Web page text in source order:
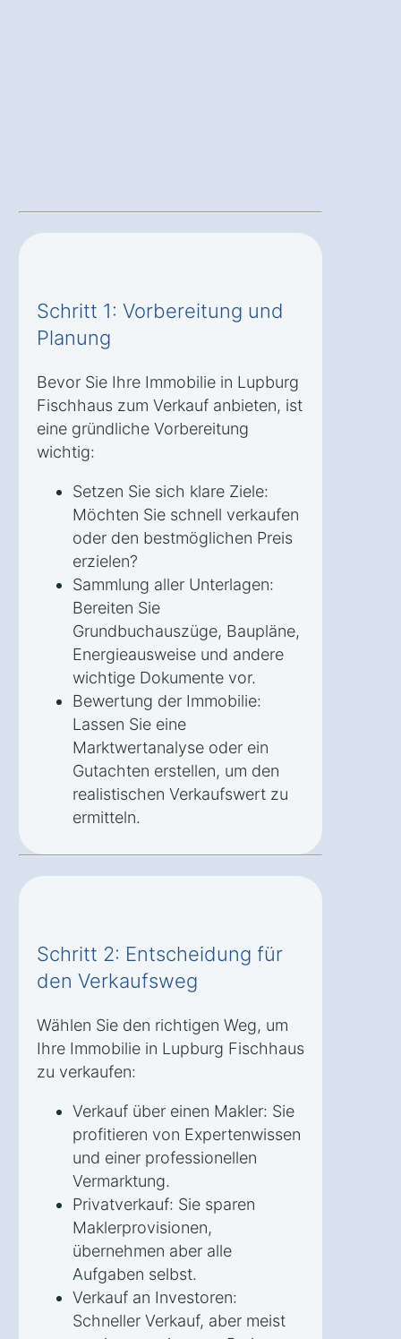
Schritt 1: Vorbereitung und
Planung
Bevor Sie Ihre Immobilie in Lupburg
Fischhaus zum Verkauf anbieten, ist
eine gründliche Vorbereitung
wichtig:
Setzen Sie sich klare Ziele:
Möchten Sie schnell verkaufen
oder den bestmöglichen Preis
erzielen?
Sammlung aller Unterlagen:
Bereiten Sie
Grundbuchauszüge, Baupläne,
Energieausweise und andere
wichtige Dokumente vor.
Bewertung der Immobilie:
Lassen Sie eine
Marktwertanalyse oder ein
Gutachten erstellen, um den
realistischen Verkaufswert zu
ermitteln.
Schritt 2: Entscheidung für
den Verkaufsweg
Wählen Sie den richtigen Weg, um
Ihre Immobilie in Lupburg Fischhaus
zu verkaufen:
Verkauf über einen Makler: Sie
profitieren von Expertenwissen
und einer professionellen
Vermarktung.
Privatverkauf: Sie sparen
Maklerprovisionen,
übernehmen aber alle
Aufgaben selbst.
Verkauf an Investoren:
Schneller Verkauf, aber meist